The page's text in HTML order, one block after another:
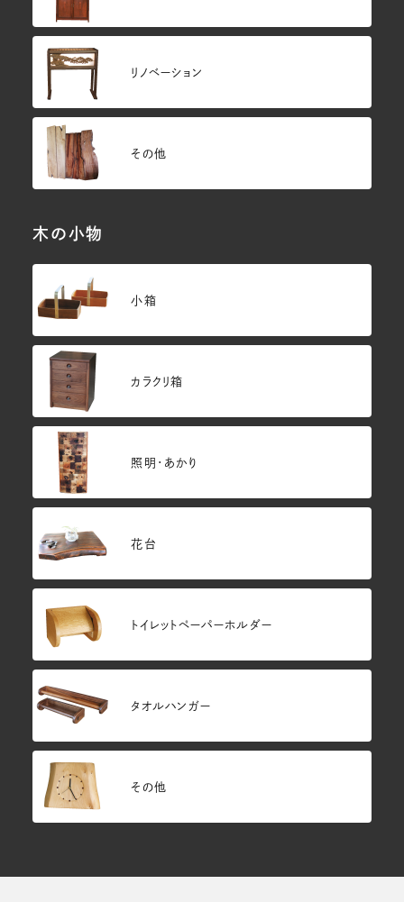
リノベーション
その他
木の小物
小箱
カラクリ箱
照明・あかり
花台
トイレットペーパーホルダー
タオルハンガー
その他